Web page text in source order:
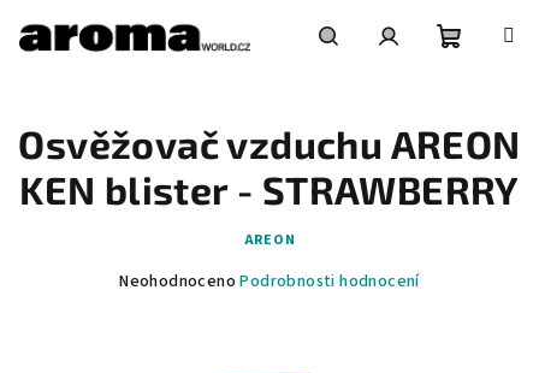
obsah
košík
Osvěžovač vzduchu AREON
KEN blister - STRAWBERRY
AREON
Průměrné
Neohodnoceno Podrobnosti hodnocení